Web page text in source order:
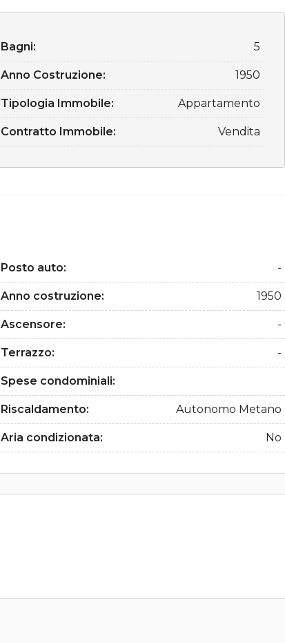
Bagni: 5
Anno Costruzione: 1950
Tipologia Immobile: Appartamento
Contratto Immobile: Vendita
Posto auto: -
Anno costruzione: 1950
Ascensore: -
Terrazzo: -
Spese condominiali:
Riscaldamento: Autonomo Metano
Aria condizionata: No